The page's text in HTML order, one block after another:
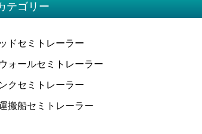
テゴリー
ドセミトレーラー
ォールセミトレーラー
クセミトレーラー
搬船セミトレーラー